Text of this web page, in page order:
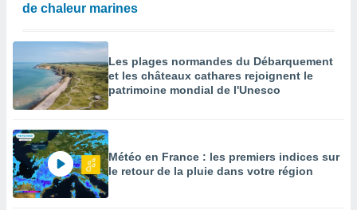
de chaleur marines
Les plages normandes du Débarquement
et les châteaux cathares rejoignent le
patrimoine mondial de l'Unesco
Météo en France : les premiers indices sur
le retour de la pluie dans votre région